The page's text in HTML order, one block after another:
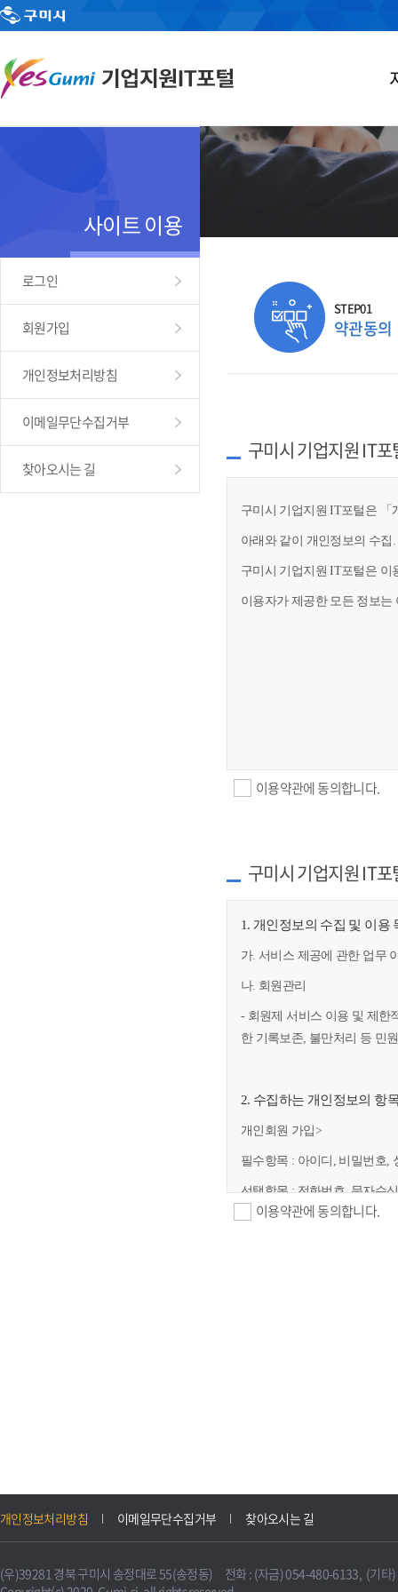
사이트 이용
로그인
회원가입
개인정보처리방침
이메일무단수집거부
찾아오시는 길
STEP01
약관동의
구미시 기업지원 IT
구미시 기업지원 IT포털은 「
아래와 같이 개인정보의 수집
구미시 기업지원 IT포털은 이
이용자가 제공한 모든 정보
이용약관에 동의합니다.
구미시 기업지원 IT
1. 개인정보의 수집 및 이용
가. 서비스 제공에 관한 업무
나. 회원관리
- 회원제 서비스 이용 및 제한
한 기록보존, 불만처리 등 민
2. 수집하는 개인정보의 항
개인회원 가입>
필수항목 : 아이디, 비밀번호,
선택항목 : 전화번호, 문자수
니다.
불필요하게 되었을 때에는
이용약관에 동의합니다.
개인정보처리방침 이메일무단수집거부 찾아오시는 길
(우)39281 경북 구미시 송정대로 55(송정동) 전화 : (자금) 054-480-6133, (기타